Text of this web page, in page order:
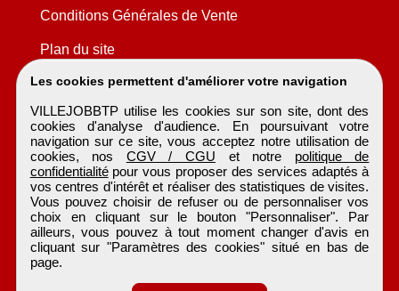
Les cookies permettent d'améliorer votre navigation
VILLEJOBBTP utilise les cookies sur son site, dont des
cookies d'analyse d'audience. En poursuivant votre
navigation sur ce site, vous acceptez notre utilisation de
cookies, nos CGV / CGU et notre politique de
confidentialitépour vous proposer des services adaptés à
vos centres d'intérêt et réaliser des statistiques de visites.
Vous pouvez choisir de refuser ou de personnaliser vos
choix en cliquant sur le bouton "Personnaliser". Par
ailleurs, vous pouvez à tout moment changer d'avis en
cliquant sur "Paramètres des cookies" situé en bas de
page.
Conditions Générales de Vente
Plan du site